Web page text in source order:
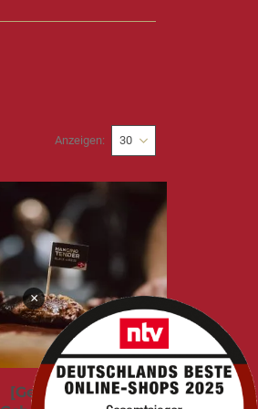
Anzeigen
[Genusserlebnis]
×